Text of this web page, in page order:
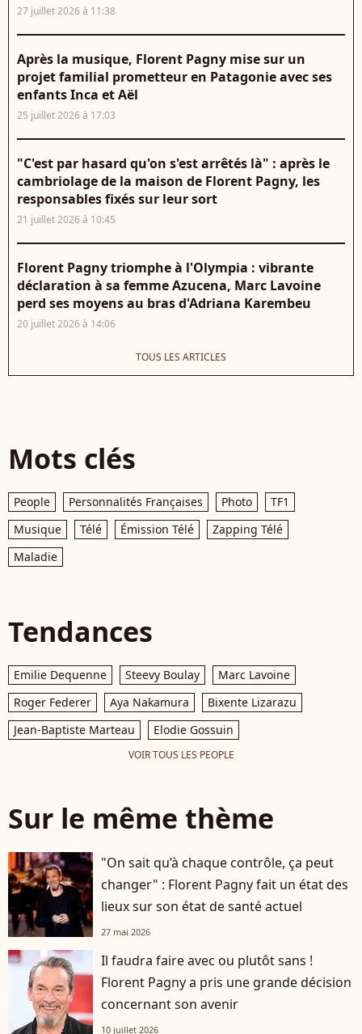
27 juillet 2026 à 11:38
Après la musique, Florent Pagny mise sur un
projet familial prometteur en Patagonie avec ses
enfants Inca et Aël
25 juillet 2026 à 17:03
"C'est par hasard qu'on s'est arrêtés là" : après le
cambriolage de la maison de Florent Pagny, les
responsables fixés sur leur sort
21 juillet 2026 à 10:45
Florent Pagny triomphe à l'Olympia : vibrante
déclaration à sa femme Azucena, Marc Lavoine
perd ses moyens au bras d'Adriana Karembeu
20 juillet 2026 à 14:06
TOUS LES ARTICLES
Mots clés
People Personnalités Françaises Photo
TF1
Musique
Télé Émission Télé
Zapping Télé
Maladie
Tendances
Emilie Dequenne Steevy Boulay
Marc Lavoine
Roger Federer
Aya Nakamura
Bixente Lizarazu
Jean-Baptiste Marteau
Elodie Gossuin
VOIR TOUS LES PEOPLE
Sur le même thème
"On sait qu’à chaque contrôle, ça peut
changer" : Florent Pagny fait un état des
lieux sur son état de santé actuel
27 mai 2026
Il faudra faire avec ou plutôt sans !
Florent Pagny a pris une grande décision
concernant son avenir
10 juillet 2026